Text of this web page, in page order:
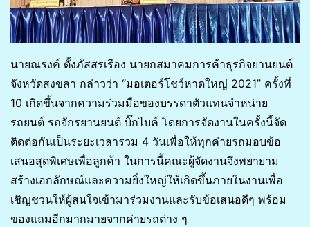
นายณรงค์ ตั้งภัสสรเรือง นายกสมาคมการค้าธุรกิจยานยนต์
จังหวัดสงขลา กล่าวว่า “มอเตอร์โชว์หาดใหญ่ 2021” ครั้งที่
10 เกิดขึ้นจากความร่วมมือของบรรดาตัวแทนจำหน่าย
รถยนต์ รถจักรยานยนต์ บิ๊กไบค์ โดยการจัดงานในครั้งนี้จัด
ติดต่อกันเป็นระยะเวลารวม 4 วันเพื่อให้ทุกค่ายรถมอบข้อ
เสนอสุดพิเศษเพื่อลูกค้า ในการนี้คณะผู้จัดงานจึงพยายาม
สร้างเอกลักษณ์และความยิ่งใหญ่ให้เกิดขึ้นภายในงานเพื่อ
เชิญชวนให้ผู้สนใจเข้ามาร่วมงานและรับข้อเสนอดีๆ พร้อม
ของแถมอีกมากมายจากค่ายรถต่าง ๆ